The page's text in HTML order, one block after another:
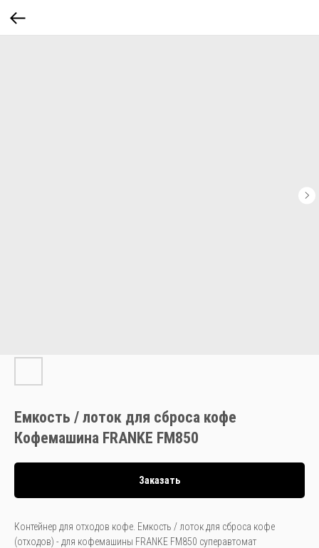
Емкость / лоток для сброса кофе
Кофемашина FRANKE FM850
Заказать
Контейнер для отходов кофе. Емкость / лоток для сброса кофе
(отходов) - для кофемашины FRANKE FM850 суперавтомат